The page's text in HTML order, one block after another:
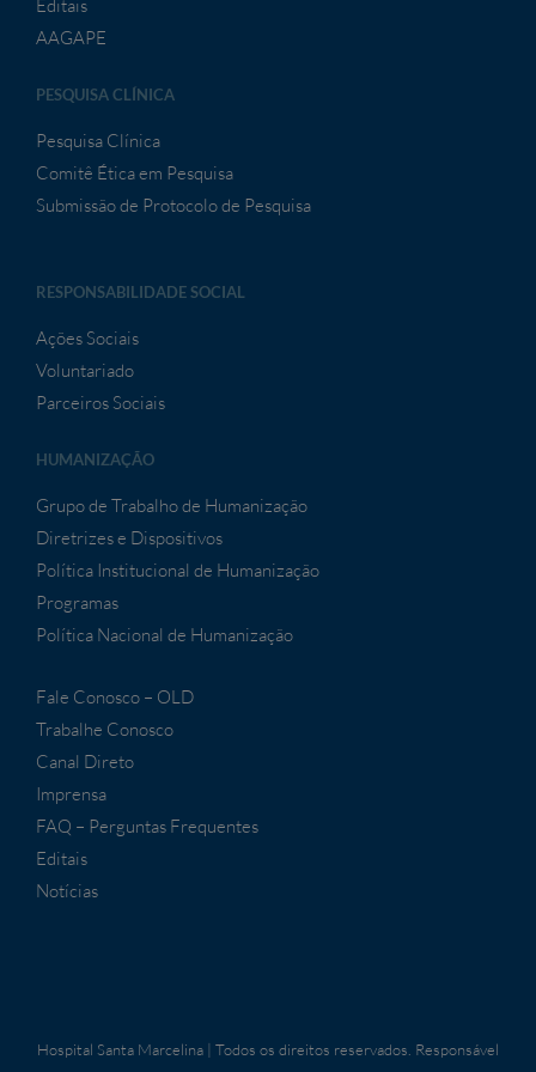
Editais
AAGAPE
PESQUISA CLÍNICA
Pesquisa Clínica
Comitê Ética em Pesquisa
Submissão de Protocolo de Pesquisa
RESPONSABILIDADE SOCIAL
Ações Sociais
Voluntariado
Parceiros Sociais
HUMANIZAÇÃO
Grupo de Trabalho de Humanização
Diretrizes e Dispositivos
Política Institucional de Humanização
Programas
Política Nacional de Humanização
Fale Conosco – OLD
Trabalhe Conosco
Canal Direto
Imprensa
FAQ – Perguntas Frequentes
Editais
Notícias
Hospital Santa Marcelina | Todos os direitos reservados. Responsável